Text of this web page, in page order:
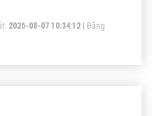
2026-08-07 10:34:12
Đăng